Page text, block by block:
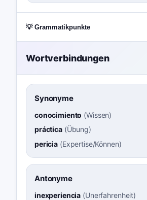
💡 Grammatikpunkte
Wortverbindungen
Synonyme
conocimiento (Wissen)
práctica(Übung)
pericia (Expertise/Können)
Antonyme
inexperiencia (Unerfahrenheit)